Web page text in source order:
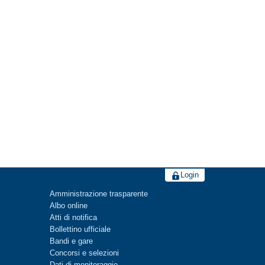
Login
Amministrazione trasparente
Albo online
Atti di notifica
Bollettino ufficiale
Bandi e gare
Concorsi e selezioni